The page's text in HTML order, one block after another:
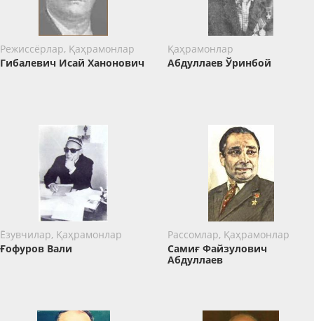
Режиссёрлар, Қаҳрамонлар
Гибалевич Исай Ханонович
Қаҳрамонлар
Абдуллаев Ўринбой
Ёзувчилар, Қаҳрамонлар
Ғофуров Вали
Рассомлар, Қаҳрамонлар
Самиғ Файзулович
Абдуллаев